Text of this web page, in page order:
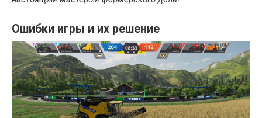
Ошибки игры и их решение